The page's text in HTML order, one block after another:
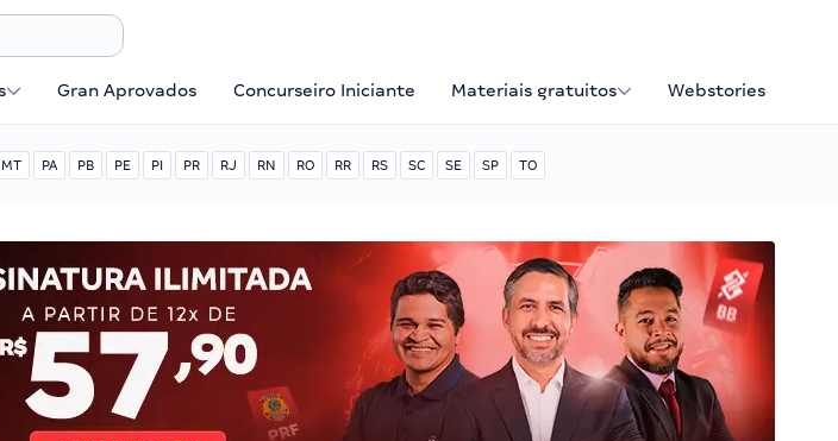
Gran Aprovados Concurseiro Iniciante Materiais gratuitos Webstories
MT PA PB PE PI PR RJ RN RO RR RS SC SE SP TO